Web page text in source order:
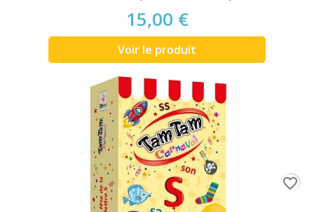
15,00 €
Voir le produit
favorite_border